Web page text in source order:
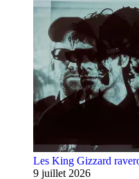
Les King Gizzard
9 juillet 2026